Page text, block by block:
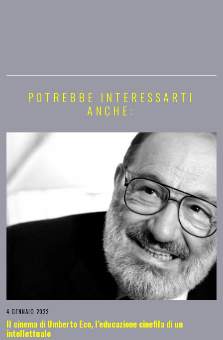
POTREBBE INTERESSARTI
ANCHE:
4 GENNAIO 2022
Il cinema di Umberto Eco, l’educazione cinefila di un
intellettuale